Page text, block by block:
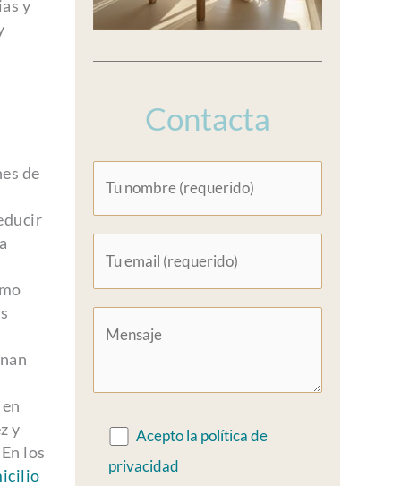
y
de
y
los
Contacta
Acepto la política de
privacidad